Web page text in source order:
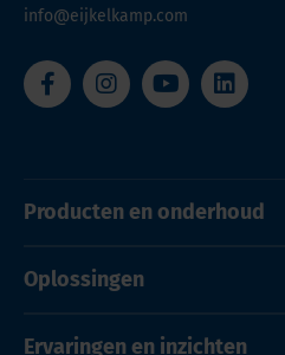
info@eijkelkamp.com
Producten en onderhoud
Oplossingen
Ervaringen en inzichten